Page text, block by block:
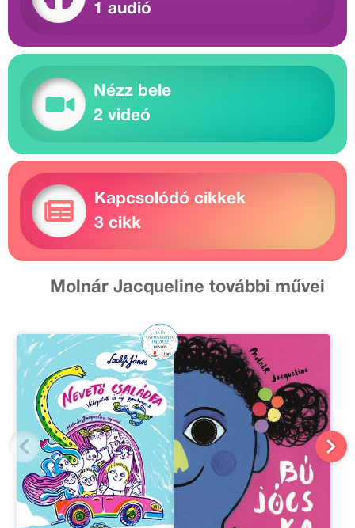
1 audió
Nézz bele
2 videó
Kapcsolódó cikkek
3 cikk
Molnár Jacqueline további művei